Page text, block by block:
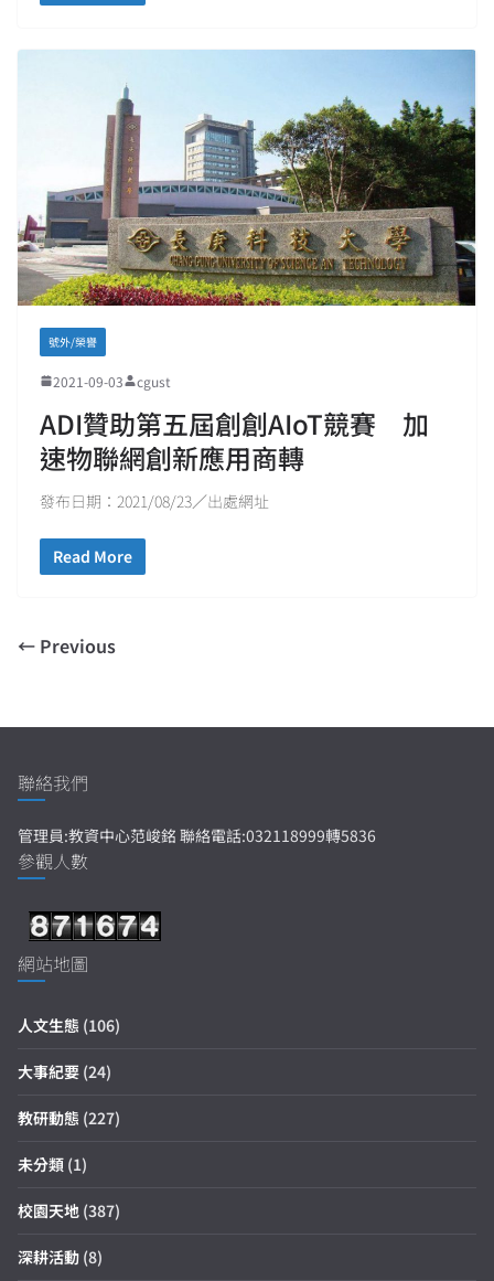
號外/榮譽
2021-09-03 cgust
ADI贊助第五屆創創AIoT競賽 加
速物聯網創新應用商轉
發布日期：2021/08/23／出處網址
Read More
← Previous
聯絡我們
管理員:教資中心范峻銘 聯絡電話:032118999轉5836
參觀人數
網站地圖
人文生態 (106)
大事紀要 (24)
教研動態 (227)
未分類 (1)
校園天地 (387)
深耕活動 (8)